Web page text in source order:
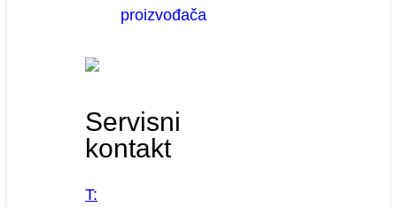
proizvođača
Servisni
kontakt
T: